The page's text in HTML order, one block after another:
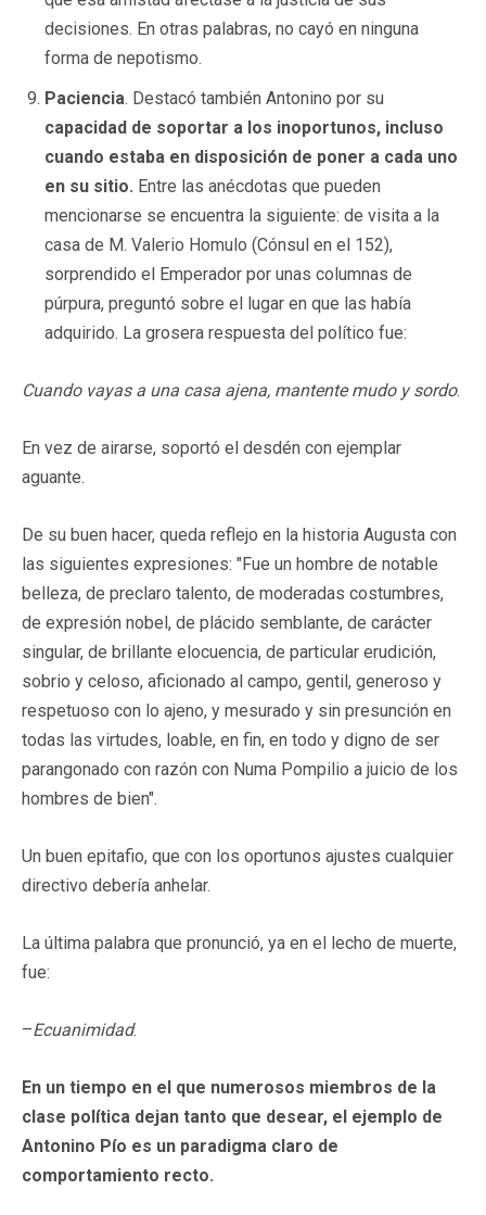
decisiones. En otras palabras, no cayó en ninguna
forma de nepotismo.
Paciencia. Destacó también Antonino por su
capacidad de soportar a los inoportunos, incluso
cuando estaba en disposición de poner a cada uno
en su sitio. Entre las anécdotas que pueden
mencionarse se encuentra la siguiente: de visita a la
casa de M. Valerio Homulo (Cónsul en el 152),
sorprendido el Emperador por unas columnas de
púrpura, preguntó sobre el lugar en que las había
adquirido. La grosera respuesta del político fue:
Cuando vayas a una casa ajena, mantente mudo y sordo.
En vez de airarse, soportó el desdén con ejemplar
aguante.
De su buen hacer, queda reflejo en la historia Augusta con
las siguientes expresiones: "Fue un hombre de notable
belleza, de preclaro talento, de moderadas costumbres,
de expresión nobel, de plácido semblante, de carácter
singular, de brillante elocuencia, de particular erudición,
sobrio y celoso, aficionado al campo, gentil, generoso y
respetuoso con lo ajeno, y mesurado y sin presunción en
todas las virtudes, loable, en fin, en todo y digno de ser
parangonado con razón con Numa Pompilio a juicio de los
hombres de bien".
Un buen epitafio, que con los oportunos ajustes cualquier
directivo debería anhelar.
La última palabra que pronunció, ya en el lecho de muerte,
fue:
–Ecuanimidad.
En un tiempo en el que numerosos miembros de la
clase política dejan tanto que desear, el ejemplo de
Antonino Pío es un paradigma claro de
comportamiento recto.